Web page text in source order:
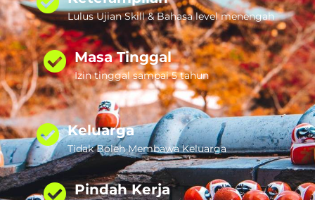
Lulus Ujian Skill & Bahasa level menengah
Masa Tinggal
Izin tinggal sampai 5 tahun
Keluarga
Tidak Boleh Membawa Keluarga
Pindah Kerja